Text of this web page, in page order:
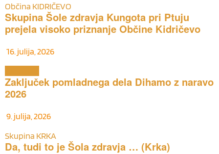
Občina KIDRIČEVO
Skupina Šole zdravja Kungota pri Ptuju
prejela visoko priznanje Občine Kidričevo
16. julija, 2026
Zaključek pomladnega dela Dihamo z naravo
2026
9. julija, 2026
Skupina KRKA
Da, tudi to je Šola zdravja … (Krka)